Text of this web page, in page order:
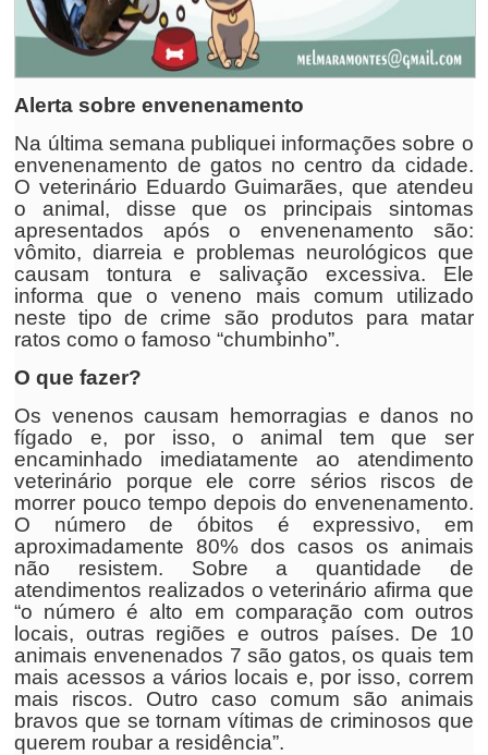
Alerta sobre envenenamento
Na última semana publiquei informações sobre o
envenenamento de gatos no centro da cidade.
O veterinário Eduardo Guimarães, que atendeu
o animal, disse que os principais sintomas
apresentados após o envenenamento são:
vômito, diarreia e problemas neurológicos que
causam tontura e salivação excessiva. Ele
informa que o veneno mais comum utilizado
neste tipo de crime são produtos para matar
ratos como o famoso “chumbinho”.
O que fazer?
Os venenos causam hemorragias e danos no
fígado e, por isso, o animal tem que ser
encaminhado imediatamente ao atendimento
veterinário porque ele corre sérios riscos de
morrer pouco tempo depois do envenenamento.
O número de óbitos é expressivo, em
aproximadamente 80% dos casos os animais
não resistem. Sobre a quantidade de
atendimentos realizados o veterinário afirma que
“o número é alto em comparação com outros
locais, outras regiões e outros países. De 10
animais envenenados 7 são gatos, os quais tem
mais acessos a vários locais e, por isso, correm
mais riscos. Outro caso comum são animais
bravos que se tornam vítimas de criminosos que
querem roubar a residência”.